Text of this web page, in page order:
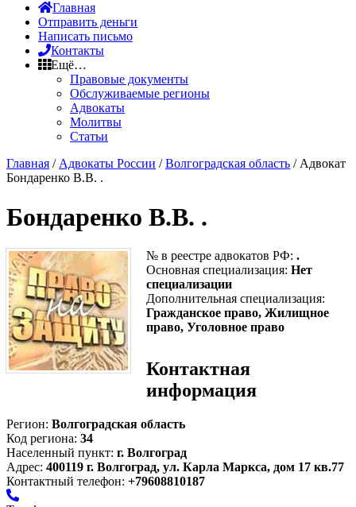
Главная
Отправить деньги
Написать письмо
Контакты
Ещё…
Правовые документы
Обслуживаемые регионы
Адвокаты
Молитвы
Статьи
Главная / Адвокаты России /Волгоградская область / Адвокат
Бондаренко В.В. .
Бондаренко В.В. .
№ в реестре адвокатов РФ: .
Основная специализация: Нет
специализации
Дополнительная специализация:
Гражданское право, Жилищное
право, Уголовное право
Контактная
информация
Регион: Волгоградская область
Код региона: 34
Населенный пункт: г. Волгоград
Адрес: 400119 г. Волгоград, ул. Карла Маркса, дом 17 кв.77
Контактный телефон: +79608810187